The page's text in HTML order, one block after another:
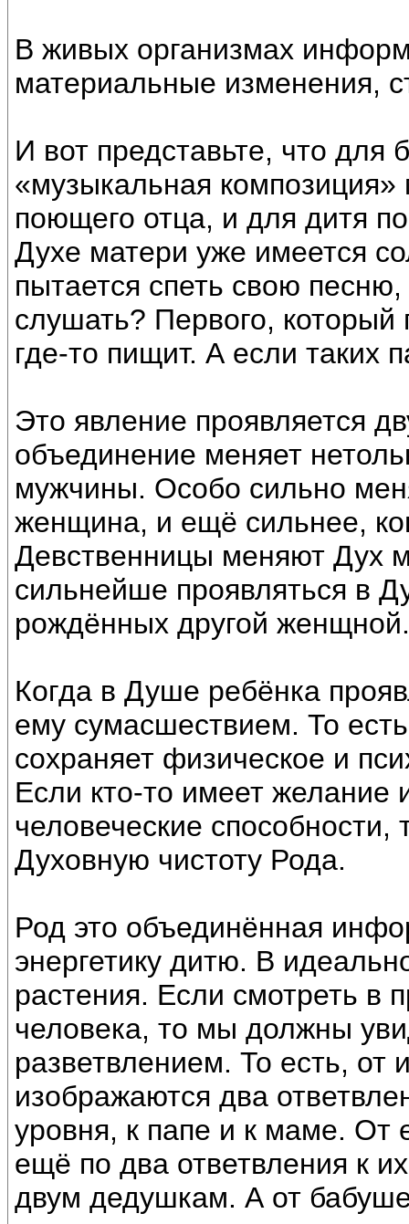
В живых организмах
материальные изменения,
И вот представьте, что для
«музыкальная композиция»
поющего отца, и для дитя
Духе матери уже имеется
пытается спеть свою
слушать? Первого, который
где-то пищит. А если
Это явление проявляется
объединение меняет
мужчины. Особо сильно
женщина, и ещё сильнее,
Девственницы меняют Дух
сильнейше проявляться в
рождённых другой женщной.
Когда в Душе ребёнка
ему сумасшествием. То
сохраняет физическое и
Если кто-то имеет желание
человеческие способности,
Духовную чистоту Рода.
Род это объединённая
энергетику дитю. В
растения. Если смотреть в
человека, то мы должны
разветвлением. То есть, от
изображаются два
уровня, к папе и к маме.
ещё по два ответвления к
двум дедушкам. А от